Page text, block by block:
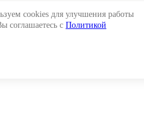
cookies для улучшения работы
соглашаетесь с Политикой